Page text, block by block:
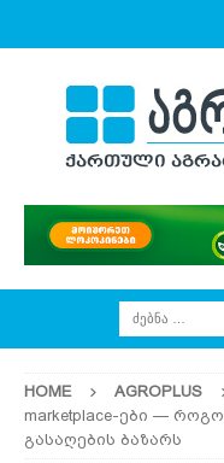
HOME AGROPLUS
marketplace-ები —
გასაღების ბაზარს